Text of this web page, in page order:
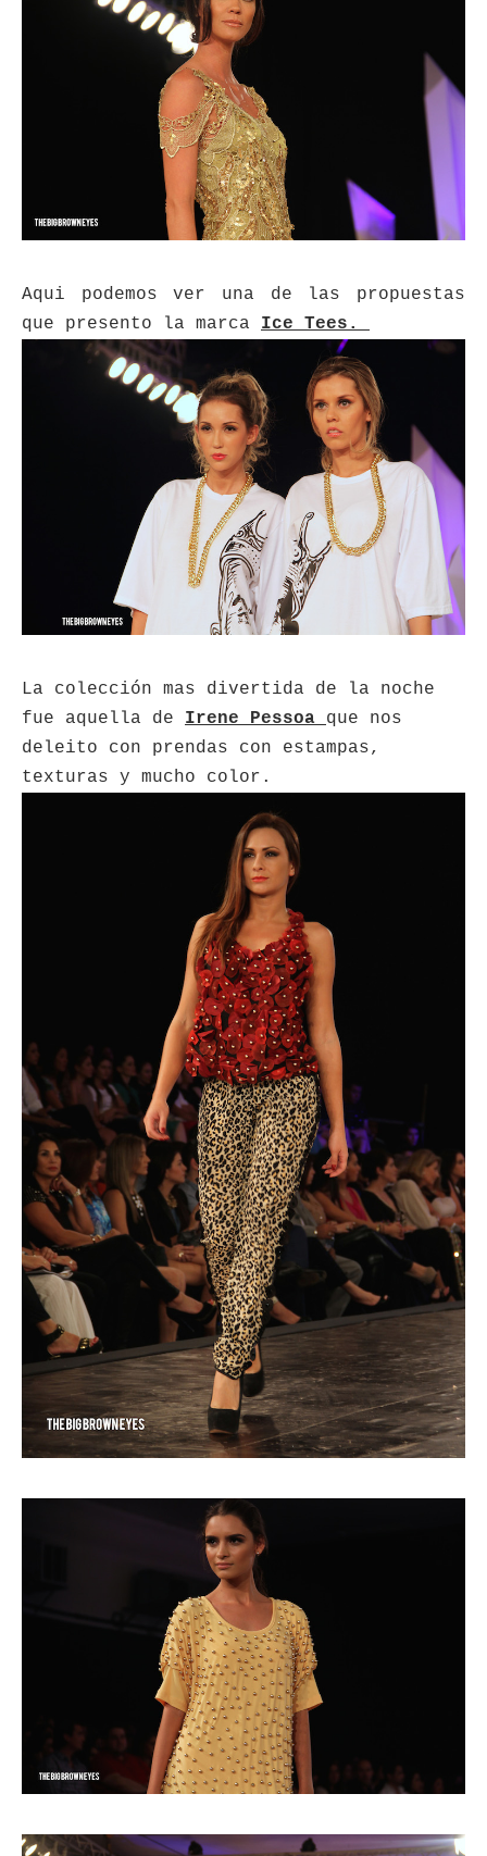
Aqui podemos ver una de las propuestas
que presento la marca Ice Tees.
La colección mas divertida de la noche
fue aquella de Irene Pessoa que nos
deleito con prendas con estampas,
texturas y mucho color.